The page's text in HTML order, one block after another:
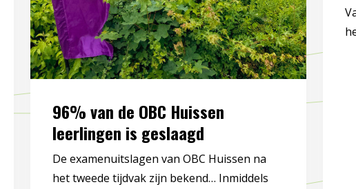
96% van de OBC Huissen
leerlingen is geslaagd
De examenuitslagen van OBC Huissen na
het tweede tijdvak zijn bekend… Inmiddels